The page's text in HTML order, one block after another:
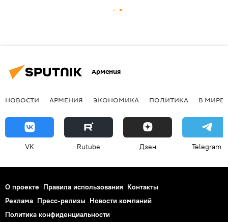
Армения
НОВОСТИ АРМЕНИЯ ЭКОНОМИКА ПОЛИТИКА В МИРЕ
VK Rutube Дзен Telegram
О проекте Правила использования Контакты
Реклама Пресс-релизы Новости компаний
Политика конфиденциальности